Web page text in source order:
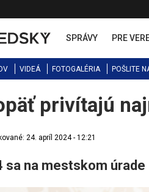
SPRÁVY PRE
VIDEÁ FOTOGALÉRIA POŠLITE
privítajú
24. apríl 2024 - 12:21
sa na mestskom